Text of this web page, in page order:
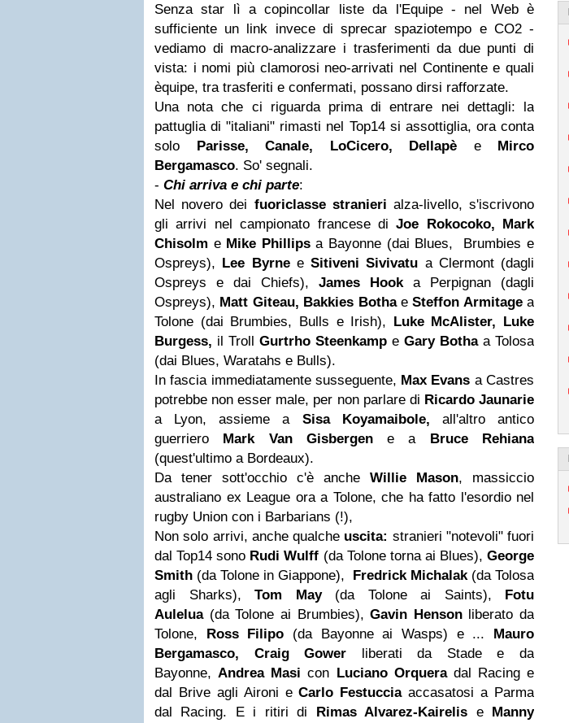
Senza star lì a copincollar liste da l'Equipe - nel Web è
sufficiente un link invece di sprecar spaziotempo e CO2 -
vediamo di macro-analizzare i trasferimenti da due punti di
vista: i nomi più clamorosi neo-arrivati nel Continente e quali
èquipe, tra trasferiti e confermati, possano dirsi rafforzate.
Una nota che ci riguarda prima di entrare nei dettagli: la
pattuglia di "italiani" rimasti nel Top14 si assottiglia, ora conta
solo Parisse, Canale, LoCicero, Dellapè e Mirco
Bergamasco. So' segnali.
- Chi arriva e chi parte:
Nel novero dei fuoriclasse stranieri alza-livello, s'iscrivono
gli arrivi nel campionato francese di Joe Rokocoko, Mark
Chisolm e Mike Phillipsa Bayonne (dai Blues, Brumbies e
Ospreys), Lee ByrneeSitiveni Sivivatu a Clermont (dagli
Ospreys e dai Chiefs), James Hooka Perpignan (dagli
Ospreys), Matt Giteau, Bakkies BothaeSteffon Armitagea
Tolone (dai Brumbies, Bulls e Irish), Luke McAlister, Luke
Burgess, il Troll Gurtrho Steenkamp e Gary Botha a Tolosa
(dai Blues, Waratahs e Bulls).
In fascia immediatamente susseguente, Max Evans a Castres
potrebbe non esser male, per non parlare di Ricardo Jaunarie
a Lyon, assieme a Sisa Koyamaibole, all'altro antico
guerriero Mark Van Gisbergene aBruce Rehiana
(quest'ultimo a Bordeaux).
Da tener sott'occhio c'è anche Willie Mason, massiccio
australiano ex League ora a Tolone, che ha fatto l'esordio nel
rugby Union con i Barbarians (!),
Non solo arrivi, anche qualche uscita: stranieri "notevoli" fuori
dal Top14 sono Rudi Wulff (da Tolone torna ai Blues),George
Smith (da Tolone in Giappone), Fredrick Michalak (da Tolosa
agli Sharks), Tom May(da Tolone ai Saints), Fotu
Aulelua(da Tolone ai Brumbies),Gavin Hensonliberato da
Tolone, Ross Filipo (da Bayonne ai Wasps) e ... Mauro
Bergamasco,
Craig Gower liberati da Stade e da
Bayonne, Andrea Masicon Luciano Orqueradal Racing e
dal Brive agli Aironi eCarlo Festucciaaccasatosi a Parma
dal Racing. E i ritiri di Rimas Alvarez-Kairelis e Manny